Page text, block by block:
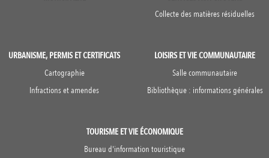
Collecte des matières résiduelles
URBANISME, PERMIS ET CERTIFICATS
Cartographie
Infractions et amendes
LOISIRS ET VIE COMMUNAUTAIRE
Salle communautaire
Bibliothèque : informations générales
TOURISME ET VIE ÉCONOMIQUE
Bureau d'information touristique